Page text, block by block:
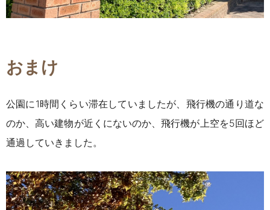
おまけ
公園に1時間くらい滞在していましたが、飛行機の通り道な
のか、高い建物が近くにないのか、飛行機が上空を5回ほど
通過していきました。